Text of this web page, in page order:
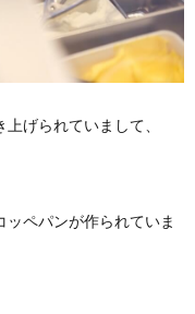
げられていまして、
ペパンが作られていま